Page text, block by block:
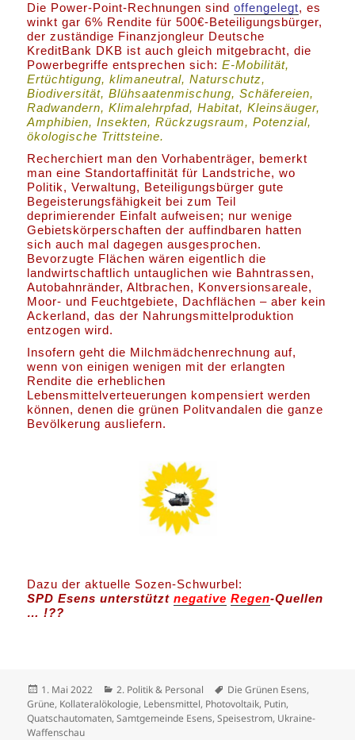
Die Power-Point-Rechnungen sindoffengelegt, es
winkt gar 6% Rendite für 500€-Beteiligungsbürger,
der zuständige Finanzjongleur Deutsche
KreditBank DKB ist auch gleich mitgebracht, die
Powerbegriffe entsprechen sich: E-Mobilität,
Ertüchtigung, klimaneutral, Naturschutz,
Biodiversität, Blühsaatenmischung, Schäfereien,
Radwandern, Klimalehrpfad, Habitat, Kleinsäuger,
Amphibien, Insekten, Rückzugsraum, Potenzial,
ökologische Trittsteine.
Recherchiert man den Vorhabenträger, bemerkt
man eine Standortaffinität für Landstriche, wo
Politik, Verwaltung, Beteiligungsbürger gute
Begeisterungsfähigkeit bei zum Teil
deprimierender Einfalt aufweisen; nur wenige
Gebietskörperschaften der auffindbaren hatten
sich auch mal dagegen ausgesprochen.
Bevorzugte Flächen wären eigentlich die
landwirtschaftlich untauglichen wie Bahntrassen,
Autobahnränder, Altbrachen, Konversionsareale,
Moor- und Feuchtgebiete, Dachflächen – aber kein
Ackerland, das der Nahrungsmittelproduktion
entzogen wird.
Insofern geht die Milchmädchenrechnung auf,
wenn von einigen wenigen mit der erlangten
Rendite die erheblichen
Lebensmittelverteuerungen kompensiert werden
können, denen die grünen Politvandalen die ganze
Bevölkerung ausliefern.
Dazu der aktuelle Sozen-Schwurbel:
SPD Esens unterstütztnegative Regen-Quellen
… !??
Veröffentlicht
am
1. Mai 2022 Kategorien
2. Politik & Personal Schlagwörter
Die Grünen Esens,
Grüne, Kollateralökologie, Lebensmittel, Photovoltaik, Putin,
Quatschautomaten,Samtgemeinde Esens,Speisestrom, Ukraine-
Waffenschau